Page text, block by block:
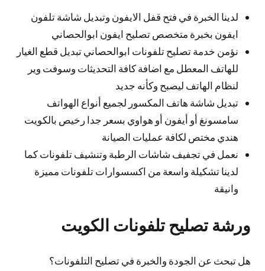
لدينا الخبرة في فتح قفل الايفون وتبديل شاشة تلفون
ايفون بخبرة متخصص تصليح ايفون ابوالحصاني
نؤمن خدمة تصليح تلفونات ابوالحصاني تبديل قطع الغيار
للهاتف المعطل مع اضافة كافة التحديثات وسوفت وير
لنظام الهاتف ليصبح وكأنه جديد
تبديل شاشة هاتف المكسور لجميع أنواع الهواتف
سامسونغ أو أيفون أو هواوي بسعر جدا رخيص بالكويت
هندي مختص لكافة عمليات الصيانة
نعمل في تجفيف شاشات الرطبة وتنشيف تلفونات كما
لدينا تشكيلة واسعة من اكسسوارات تلفونات مميزة
وانيقة
ورشة تصليح تلفونات الكويت
هل تبحث عن الجودة والخبرة في تصليح التلفونات؟